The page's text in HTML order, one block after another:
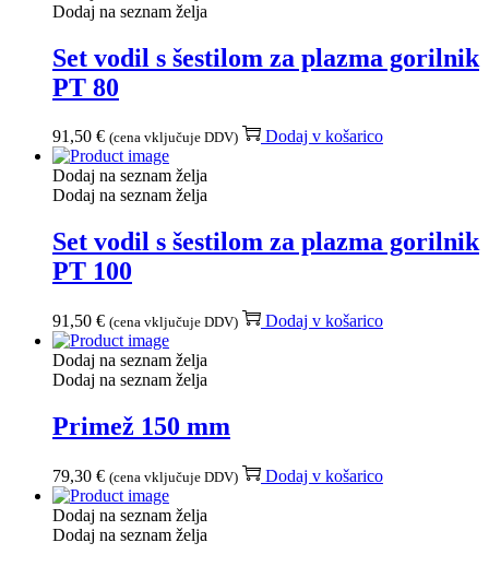
Dodaj na seznam želja
Set vodil s šestilom za plazma gorilnik
PT 80
91,50 € (cena vključuje DDV) Dodaj v košarico
Dodaj na seznam želja
Dodaj na seznam želja
Set vodil s šestilom za plazma gorilnik
PT 100
91,50 € (cena vključuje DDV) Dodaj v košarico
Dodaj na seznam želja
Dodaj na seznam želja
Primež 150 mm
79,30 € (cena vključuje DDV) Dodaj v košarico
Dodaj na seznam želja
Dodaj na seznam želja